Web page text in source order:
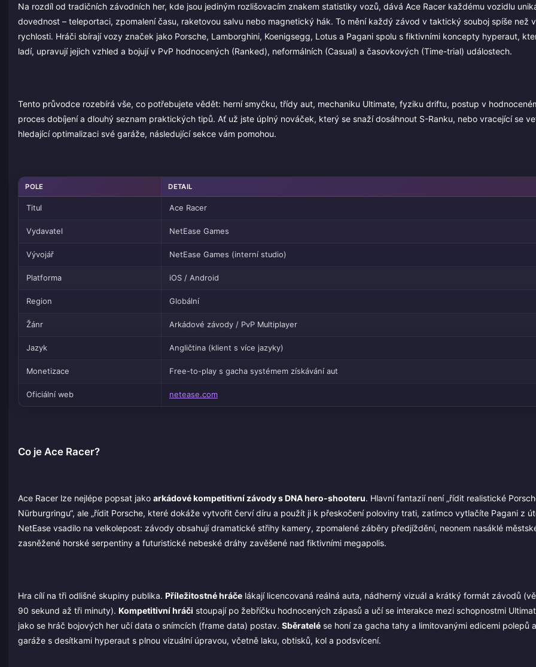
Na rozdíl od tradičních závodních her, kde jsou jediným rozlišovacím znakem statistiky vozů, dává Ace Racer každému vozidlu
dovednost – teleportaci, zpomalení času, raketovou salvu nebo magnetický hák. To mění každý závod v taktický souboj spíše než
rychlosti. Hráči sbírají vozy značek jako Porsche, Lamborghini, Koenigsegg, Lotus a Pagani spolu s fiktivními koncepty hyperaut,
ladí, upravují jejich vzhled a bojují v PvP hodnocených (Ranked), neformálních (Casual) a časovkových (Time-trial) událostech.
Tento průvodce rozebírá vše, co potřebujete vědět: herní smyčku, třídy aut, mechaniku Ultimate, fyziku driftu, postup v
proces dobíjení a dlouhý seznam praktických tipů. Ať už jste úplný nováček, který se snaží dosáhnout S-Ranku, nebo vracející se
hledající optimalizaci své garáže, následující sekce vám pomohou.
POLE DETAIL
Titul Ace Racer
Vydavatel NetEase Games
Vývojář NetEase Games (interní studio)
Platforma iOS / Android
Region Globální
Žánr Arkádové závody / PvP Multiplayer
Jazyk Angličtina (klient s více jazyky)
Monetizace Free-to-play s gacha systémem získávání aut
Oficiální web netease.com
Co je Ace Racer?
Ace Racer lze nejlépe popsat jako arkádové kompetitivní závody s DNA hero-shooteru. Hlavní fantazií není „řídit realistické
Nürburgringu“, ale „řídit Porsche, které dokáže vytvořit červí díru a použít ji k přeskočení poloviny trati, zatímco vytlačíte Pagani z
NetEase vsadilo na velkolepost: závody obsahují dramatické střihy kamery, zpomalené záběry předjíždění, neonem nasáklé
zasněžené horské serpentiny a futuristické nebeské dráhy zavěšené nad fiktivními megapolis.
Hra cílí na tři odlišné skupiny publika. Příležitostné hráče lákají licencovaná reálná auta, nádherný vizuál a krátký formát závodů
90 sekund až tři minuty). Kompetitivní hráči stoupají po žebříčku hodnocených zápasů a učí se interakce mezi schopnostmi
jako se hráč bojových her učí data o snímcích (frame data) postav. Sběratelé se honí za gacha tahy a limitovanými edicemi polepů
garáže s desítkami hyperaut s plnou vizuální úpravou, včetně laku, obtisků, kol a podsvícení.